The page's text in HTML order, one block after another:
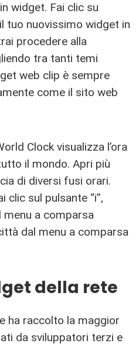
widget. Fai clic su
tuo nuovissimo widget in
procedere alla
tra tanti temi
web clip è sempre
come il sito web
Clock visualizza l’ora
il mondo. Apri più
di diversi fusi orari.
clic sul pulsante “i”,
menu a comparsa
dal menu a comparsa
della rete
ha raccolto la maggior
da sviluppatori terzi e